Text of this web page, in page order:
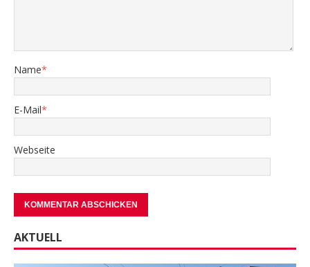
Name*
E-Mail*
Webseite
AKTUELL